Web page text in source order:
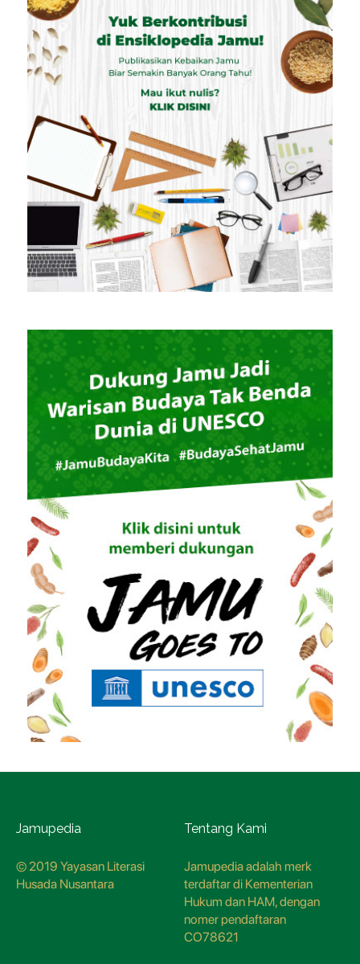
Jamupedia
© 2019 Yayasan Literasi
Husada Nusantara
Tentang Kami
Jamupedia adalah merk
terdaftar di Kementerian
Hukum dan HAM, dengan
nomer pendaftaran
CO78621